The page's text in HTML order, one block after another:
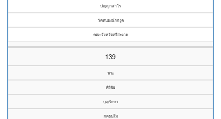
ปญฺญาสาโร
วัดหนองผักกรูด
คณะจังหวัดศรีสะเกษ
139
พระ
ศิริชัย
บุญรักษา
กตธมฺโม